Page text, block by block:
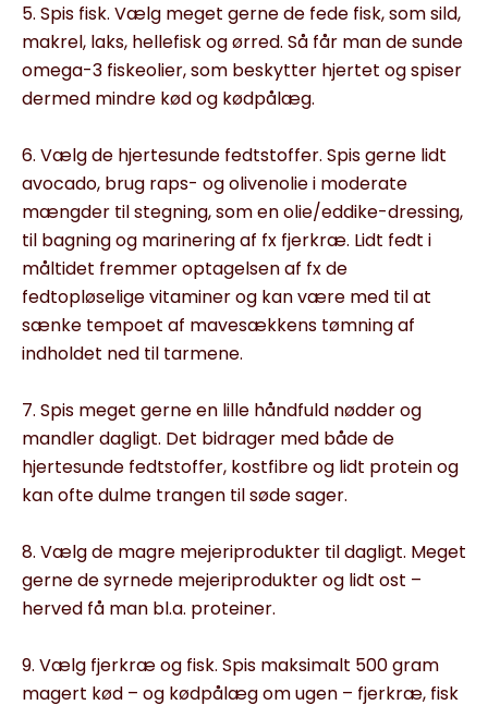
5. Spis fisk. Vælg meget gerne de fede fisk, som sild,
makrel, laks, hellefisk og ørred. Så får man de sunde
omega-3 fiskeolier, som beskytter hjertet og spiser
dermed mindre kød og kødpålæg.
6. Vælg de hjertesunde fedtstoffer. Spis gerne lidt
avocado, brug raps- og olivenolie i moderate
mængder til stegning, som en olie/eddike-dressing,
til bagning og marinering af fx fjerkræ. Lidt fedt i
måltidet fremmer optagelsen af fx de
fedtopløselige vitaminer og kan være med til at
sænke tempoet af mavesækkens tømning af
indholdet ned til tarmene.
7. Spis meget gerne en lille håndfuld nødder og
mandler dagligt. Det bidrager med både de
hjertesunde fedtstoffer, kostfibre og lidt protein og
kan ofte dulme trangen til søde sager.
8. Vælg de magre mejeriprodukter til dagligt. Meget
gerne de syrnede mejeriprodukter og lidt ost –
herved få man bl.a. proteiner.
9. Vælg fjerkræ og fisk. Spis maksimalt 500 gram
magert kød – og kødpålæg om ugen – fjerkræ, fisk